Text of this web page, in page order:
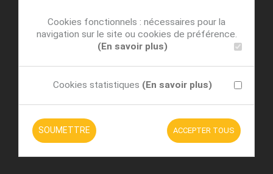
Cookies fonctionnels : nécessaires pour la
navigation sur le site ou cookies de préférence.
(En savoir plus)
Cookies statistiques (En savoir plus)
SOUMETTRE ACCEPTER TOUS